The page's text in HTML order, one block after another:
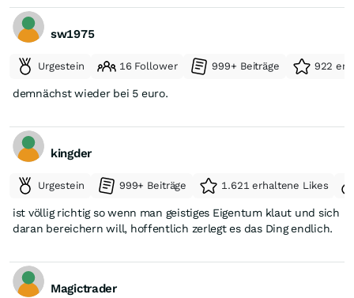
sw1975
Urgestein 16 Follower 999+ Beiträge 922
demnächst wieder bei 5 euro.
kingder
Urgestein 999+ Beiträge 1.621 erhaltene Likes
ist völlig richtig so wenn man geistiges Eigentum klaut und sich
daran bereichern will, hoffentlich zerlegt es das Ding endlich.
Magictrader